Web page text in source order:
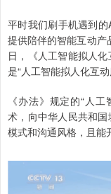
平时我们刷手机遇到
提供陪伴的智能互动产
日，《人工智能拟人
是“人工智能拟人化互动
《办法》规定的“人
术，向中华人民共和
模式和沟通风格，且能